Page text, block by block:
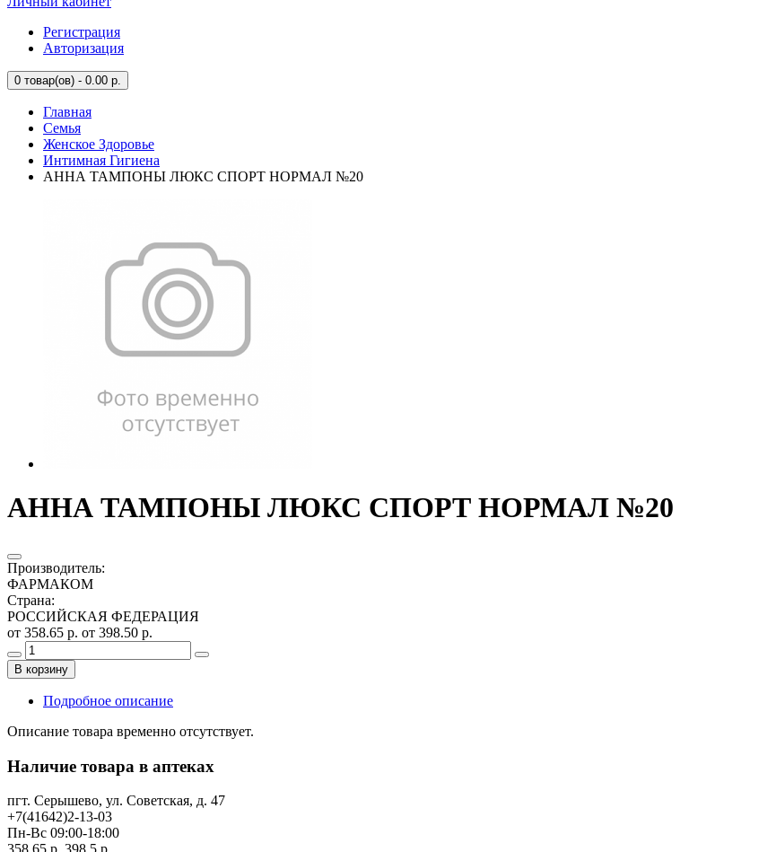
Регистрация
Авторизация
0 товар(ов) - 0.00 р.
Главная
Семья
Женское Здоровье
Интимная Гигиена
АННА ТАМПОНЫ ЛЮКС СПОРТ НОРМАЛ №20
АННА ТАМПОНЫ ЛЮКС СПОРТ НОРМАЛ №20
Производитель:
ФАРМАКОМ
Страна:
РОССИЙСКАЯ ФЕДЕРАЦИЯ
от 358.65 р. от 398.50 р.
В корзину
Подробное описание
Описание товара временно отсутствует.
Наличие товара в аптеках
пгт. Серышево, ул. Советская, д. 47
+7(41642)2-13-03
Пн-Вс 09:00-18:00